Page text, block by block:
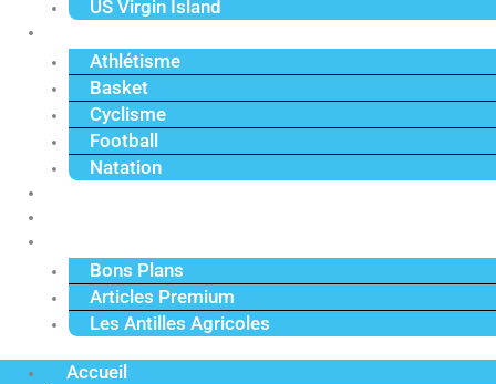
US Virgin Island
Athlétisme
Basket
Cyclisme
Football
Natation
Bons Plans
Articles Premium
Les Antilles Agricoles
Accueil